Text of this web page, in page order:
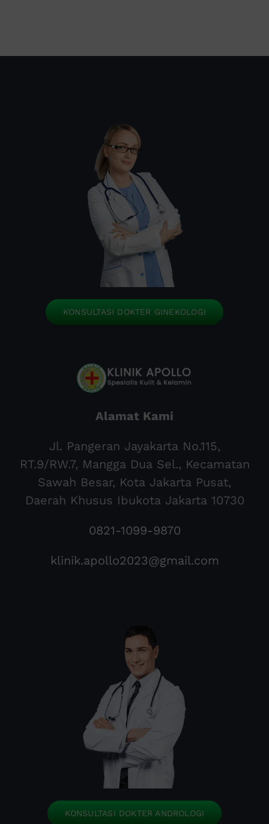
KONSULTASI DOKTER GINEKOLOGI
Alamat Kami
Jl. Pangeran Jayakarta No.115,
RT.9/RW.7, Mangga Dua Sel., Kecamatan
Sawah Besar, Kota Jakarta Pusat,
Daerah Khusus Ibukota Jakarta 10730
0821-1099-9870
klinik.apollo2023@gmail.com
KONSULTASI DOKTER ANDROLOGI